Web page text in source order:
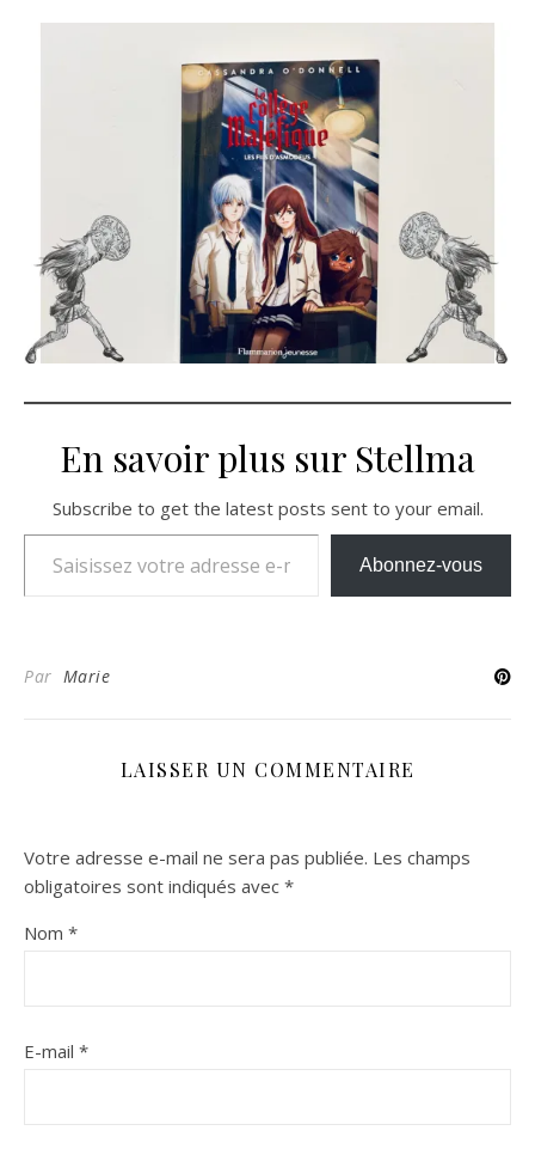
En savoir plus sur Stellma
Subscribe to get the latest posts sent to your email.
Saisissez votre adresse e-mail…
Abonnez-vous
Par Marie
LAISSER UN COMMENTAIRE
Votre adresse e-mail ne sera pas publiée. Les champs
obligatoires sont indiqués avec *
Nom *
E-mail *